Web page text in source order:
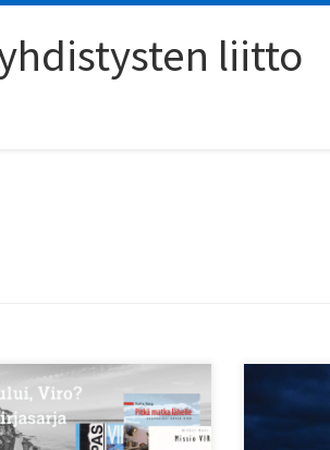
liitto
Viro-yhdistysten liitto